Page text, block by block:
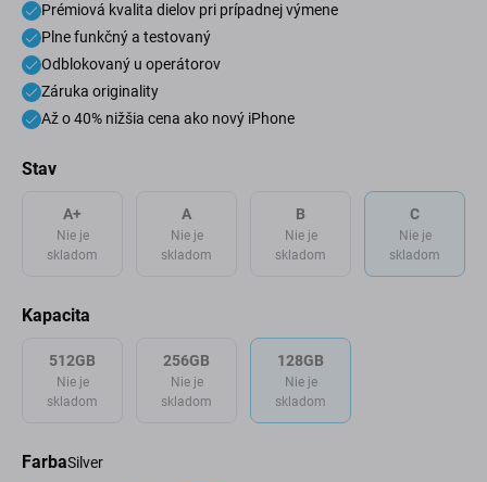
Prémiová kvalita dielov pri prípadnej výmene
Plne funkčný a testovaný
Odblokovaný u operátorov
Záruka originality
Až o 40% nižšia cena ako nový iPhone
Stav
A+
Nie je
skladom
A
Nie je
skladom
B
Nie je
skladom
C
Nie je
skladom
Kapacita
512GB
Nie je
skladom
256GB
Nie je
skladom
128GB
Nie je
skladom
FarbaSilver